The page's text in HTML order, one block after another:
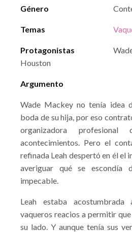
Género
Temas
Protagonistas
Houston
Argumento
Wade Mackey no tenía idea
boda de su hija, por eso
organizadora
acontecimientos. Pero el
refinada Leah despertó en él el
averiguar qué se escondía
impecable.
Leah estaba
vaqueros reacios a permitir
su lado. Y aunque tenía sus